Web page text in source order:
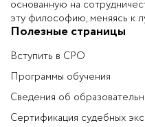
основанную на
эту философию, меняясь к
Полезные страницы
Вступить в СРО
Программы обучения
Сведения об
Сертификация судебных